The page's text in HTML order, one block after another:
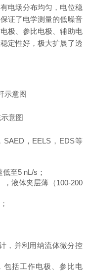
电场分布均匀，电位稳
证了电学测量的低噪音
极、参比电极、辅助电
定性好 ，极大扩展了透
示意图
意图
SAED ， EELS ， EDS等
低至5 nL/s ；
，液体夹层薄（100-200
，并利用纳流体微分控
包括工作电极、参比电